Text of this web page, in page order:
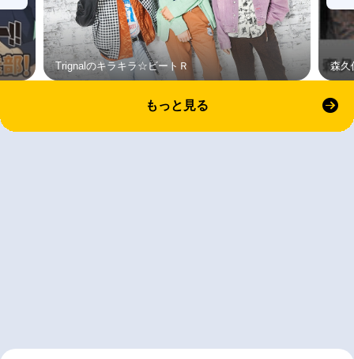
Trignalのキラキラ☆ビートＲ 森久
もっと見る